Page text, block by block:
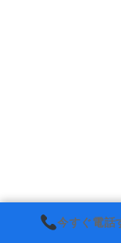
今すぐ電話